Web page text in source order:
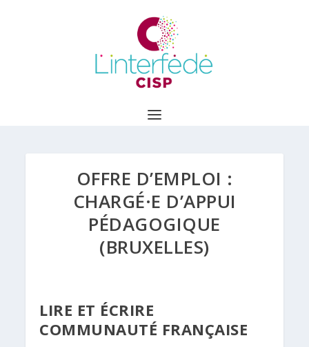
OFFRE D’EMPLOI :
CHARGÉ·E D’APPUI
PÉDAGOGIQUE
(BRUXELLES)
LIRE ET ÉCRIRE
COMMUNAUTÉ FRANÇAISE